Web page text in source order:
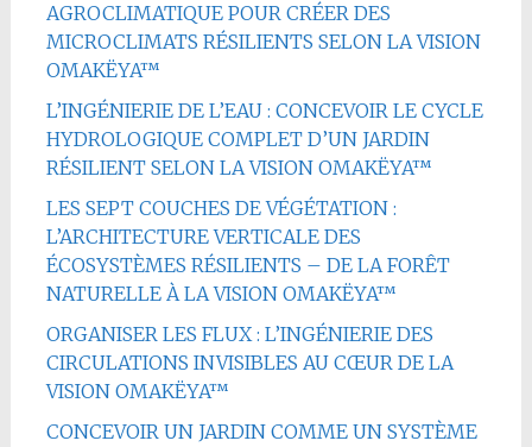
AGROCLIMATIQUE POUR CRÉER DES
MICROCLIMATS RÉSILIENTS SELON LA VISION
OMAKËYA™
L’INGÉNIERIE DE L’EAU : CONCEVOIR LE CYCLE
HYDROLOGIQUE COMPLET D’UN JARDIN
RÉSILIENT SELON LA VISION OMAKËYA™
LES SEPT COUCHES DE VÉGÉTATION :
L’ARCHITECTURE VERTICALE DES
ÉCOSYSTÈMES RÉSILIENTS – DE LA FORÊT
NATURELLE À LA VISION OMAKËYA™
ORGANISER LES FLUX : L’INGÉNIERIE DES
CIRCULATIONS INVISIBLES AU CŒUR DE LA
VISION OMAKËYA™
CONCEVOIR UN JARDIN COMME UN SYSTÈME